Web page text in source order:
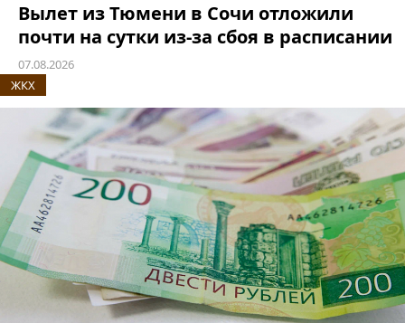
Вылет из Тюмени в Сочи отложили
почти на сутки из-за сбоя в расписании
07.08.2026
ЖКХ